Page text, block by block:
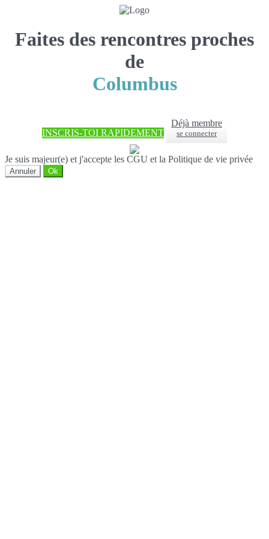
Faites des rencontres proches
de
Columbus
INSCRIS-TOI RAPIDEMENT
Déjà membre
se connecter
Je suis majeur(e) et j'accepte les CGU et la Politique de vie privée
Annuler Ok